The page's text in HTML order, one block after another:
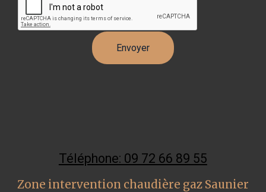
Téléphone: 09 72 66 89 55
Zone intervention chaudière gaz Saunier